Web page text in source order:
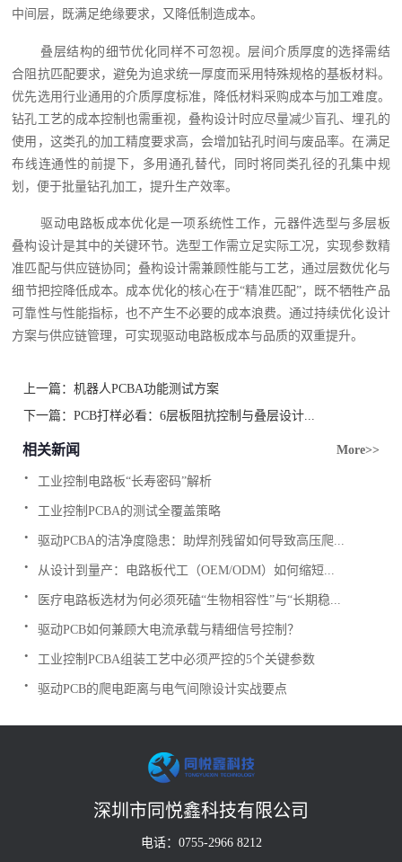
中间层，既满足绝缘要求，又降低制造成本。
叠层结构的细节优化同样不可忽视。层间介质厚度的选择需结
合阻抗匹配要求，避免为追求统一厚度而采用特殊规格的基板材料。
优先选用行业通用的介质厚度标准，降低材料采购成本与加工难度。
钻孔工艺的成本控制也需重视，叠构设计时应尽量减少盲孔、埋孔的
使用，这类孔的加工精度要求高，会增加钻孔时间与废品率。在满足
布线连通性的前提下，多用通孔替代，同时将同类孔径的孔集中规
划，便于批量钻孔加工，提升生产效率。
驱动电路板成本优化是一项系统性工作，元器件选型与多层板
叠构设计是其中的关键环节。选型工作需立足实际工况，实现参数精
准匹配与供应链协同；叠构设计需兼顾性能与工艺，通过层数优化与
细节把控降低成本。成本优化的核心在于“精准匹配”，既不牺牲产品
可靠性与性能指标，也不产生不必要的成本浪费。通过持续优化设计
方案与供应链管理，可实现驱动电路板成本与品质的双重提升。
上一篇：机器人PCBA功能测试方案
下一篇：PCB打样必看：6层板阻抗控制与叠层设计...
相关新闻 More>>
工业控制电路板“长寿密码”解析
.
工业控制PCBA的测试全覆盖策略
.
驱动PCBA的洁净度隐患：助焊剂残留如何导致高压爬...
.
从设计到量产：电路板代工（OEM/ODM）如何缩短...
.
医疗电路板选材为何必须死磕“生物相容性”与“长期稳...
.
驱动PCB如何兼顾大电流承载与精细信号控制？
.
工业控制PCBA组装工艺中必须严控的5个关键参数
.
驱动PCB的爬电距离与电气间隙设计实战要点
.
深圳市同悦鑫科技有限公司
电话：0755-2966 8212